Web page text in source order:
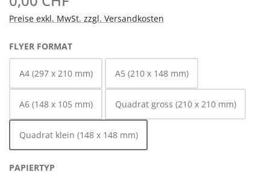
Preise exkl. MwSt. zzgl. Versandkosten
FLYER FORMATAUSWÄHLEN
A4 (297 x 210 mm) A5 (210 x 148 mm)
A6 (148 x 105 mm) Quadrat gross (210 x 210 mm)
Quadrat klein (148 x 148 mm)
PAPIERTYP